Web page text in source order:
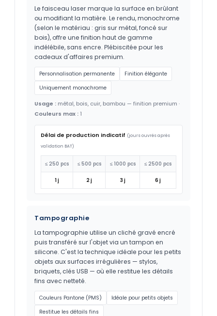
Le faisceau laser marque la surface en brûlant
ou modifiant la matière. Le rendu, monochrome
(selon le matériau : gris sur métal, foncé sur
bois), offre une finition haut de gamme
indélébile, sans encre. Plébiscitée pour les
cadeaux d'affaires premium.
Personnalisation permanente
Finition élégante
Uniquement monochrome
Usage : métal, bois, cuir, bambou — finition premium ·
Couleurs max : 1
Délai de production indicatif (jours ouvrés après
validation BAT)
≤ 250 pcs ≤ 500 pcs ≤ 1000 pcs ≤ 2500 pcs
1 j 2 j 3 j 6 j
Tampographie
La tampographie utilise un cliché gravé encré
puis transféré sur l'objet via un tampon en
silicone. C'est la technique idéale pour les petits
objets aux surfaces irrégulières — stylos,
briquets, clés USB — où elle restitue les détails
fins avec netteté.
Couleurs Pantone (PMS)
Idéale pour petits objets
Restitue les détails fins